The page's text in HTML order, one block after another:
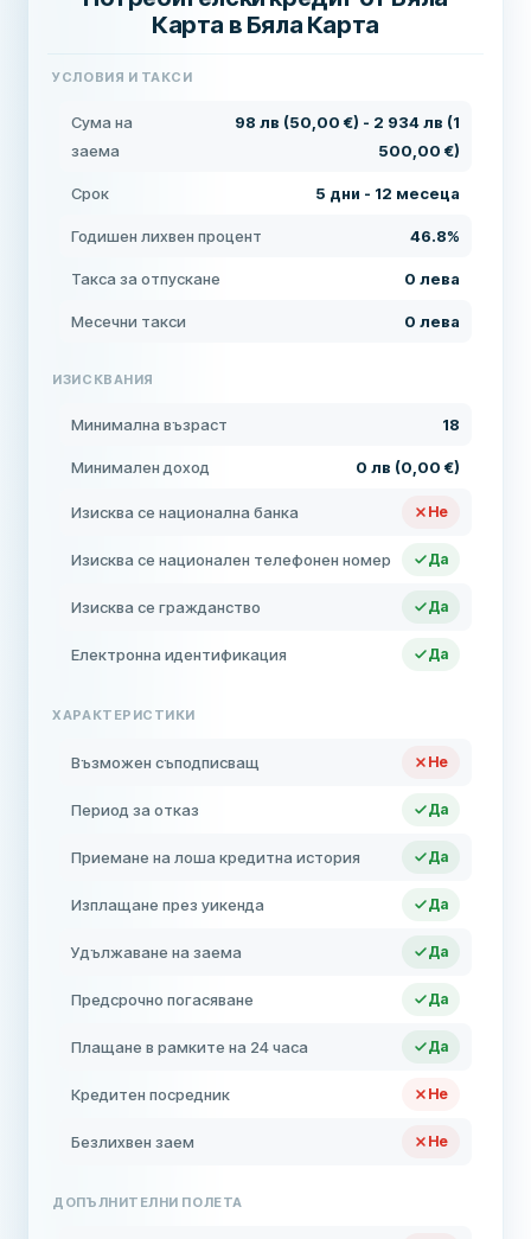
Карта в Бяла Карта
УСЛОВИЯ И ТАКСИ
Сума на
заема
98 лв (50,00 €) - 2 934 лв (1
500,00 €)
Срок 5 дни - 12 месеца
Годишен лихвен процент 46.8%
Такса за отпускане 0 лева
Месечни такси 0 лева
ИЗИСКВАНИЯ
Минимална възраст 18
Минимален доход 0 лв (0,00 €)
Изисква се национална банка Не
Изисква се национален телефонен номер Да
Изисква се гражданство Да
Електронна идентификация Да
ХАРАКТЕРИСТИКИ
Възможен съподписващ Не
Период за отказ Да
Приемане на лоша кредитна история Да
Изплащане през уикенда Да
Удължаване на заема Да
Предсрочно погасяване Да
Плащане в рамките на 24 часа Да
Кредитен посредник Не
Безлихвен заем Не
ДОПЪЛНИТЕЛНИ ПОЛЕТА